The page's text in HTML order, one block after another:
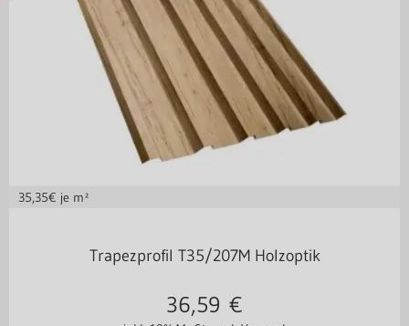
35,35€ je m²
Trapezprofil T35/207M Holzoptik
36,59 €